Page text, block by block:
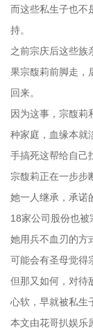
而这些私生子也不
持。
之前宗庆后这些族
果宗馥莉前脚走，
回来。
因为这事，宗馥莉
种家庭，血缘本就
手搞死这帮给自己
宗馥莉正在一步步
她一人继承，承诺
18家公司股份也被
她用兵不血刃的方
可能会有圣母觉得
但那又如何，对待
心软，早就被私生
本文由花哥扒娱乐